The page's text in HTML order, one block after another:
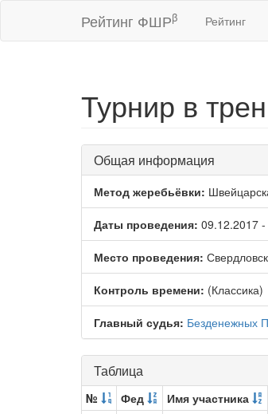
Рейтинг ФШРβ Рейтинг
Турнир в
Общая информация
Метод жеребьёвки:
Даты проведения: 09.12.2017
Место проведения:
Контроль времени: (Классика)
Главный судья: Безденежных
Таблица
№ Фед Имя участника